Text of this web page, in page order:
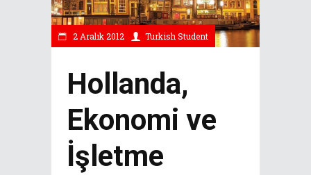
2 Aralık 2012 Turkish Student
Hollanda,
Ekonomi ve
İşletme